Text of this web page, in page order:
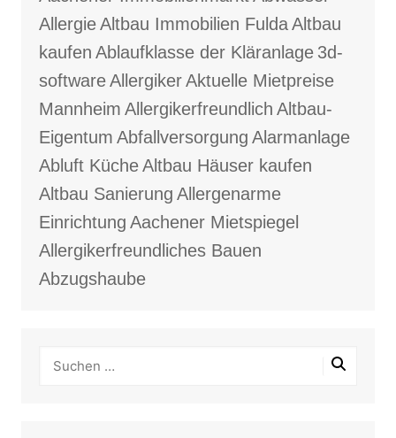
AllergieAltbau Immobilien FuldaAltbau
kaufen Ablaufklasse der Kläranlage 3d-
softwareAllergikerAktuelle Mietpreise
Mannheim Allergikerfreundlich Altbau-
Eigentum Abfallversorgung Alarmanlage
Abluft KücheAltbau Häuser kaufen
Altbau Sanierung Allergenarme
Einrichtung Aachener Mietspiegel
Allergikerfreundliches Bauen
Abzugshaube